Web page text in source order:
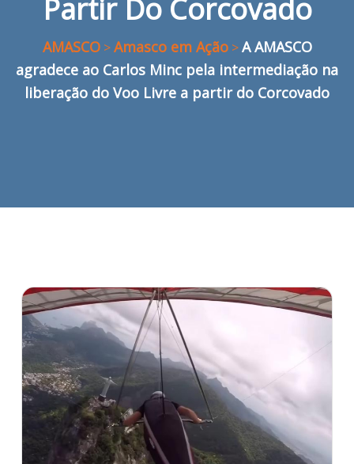
Partir Do Corcovado
AMASCO>Amasco em Ação>A AMASCO
agradece ao Carlos Minc pela intermediação na
liberação do Voo Livre a partir do Corcovado